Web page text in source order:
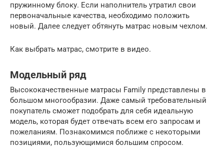
пружинному блоку. Если наполнитель утратил свои
первоначальные качества, необходимо положить
новый. Далее следует обтянуть матрас новым чехлом.
Как выбрать матрас, смотрите в видео.
Модельный ряд
Высококачественные матрасы Family представлены в
большом многообразии. Даже самый требовательный
покупатель сможет подобрать для себя идеальную
модель, которая будет отвечать всем его запросам и
пожеланиям. Познакомимся поближе с некоторыми
позициями, пользующимися большим спросом.